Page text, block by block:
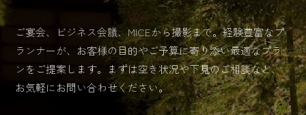
ご宴会、ビジネス会議、MICEから撮影まで。経験豊富なプ
ランナーが、 お客様の目的やご予算に寄り添い最適なプラ
ンをご提案します。
まずは空き状況や下見のご相談など、
お気軽にお問い合わせください。